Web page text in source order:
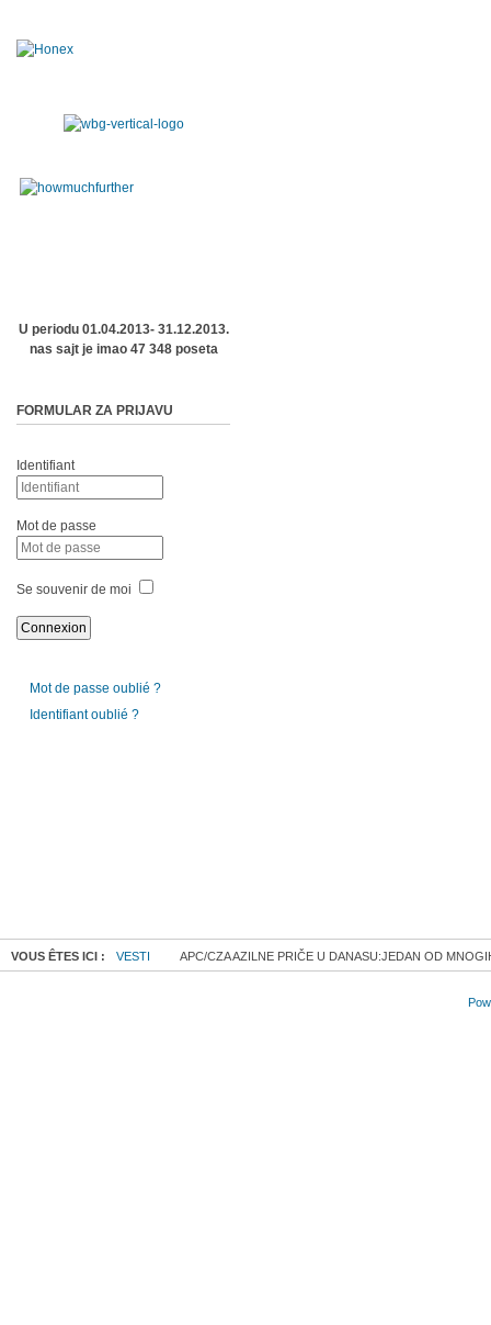
U periodu 01.04.2013- 31.12.2013.
nas sajt je imao 47 348 poseta
FORMULAR ZA PRIJAVU
Identifiant
Mot de passe
Se souvenir de moi
Mot de passe oublié ?
Identifiant oublié ?
VOUS ÊTES ICI : VESTI APC/CZA AZILNE PRIČE U DANASU:JEDAN OD